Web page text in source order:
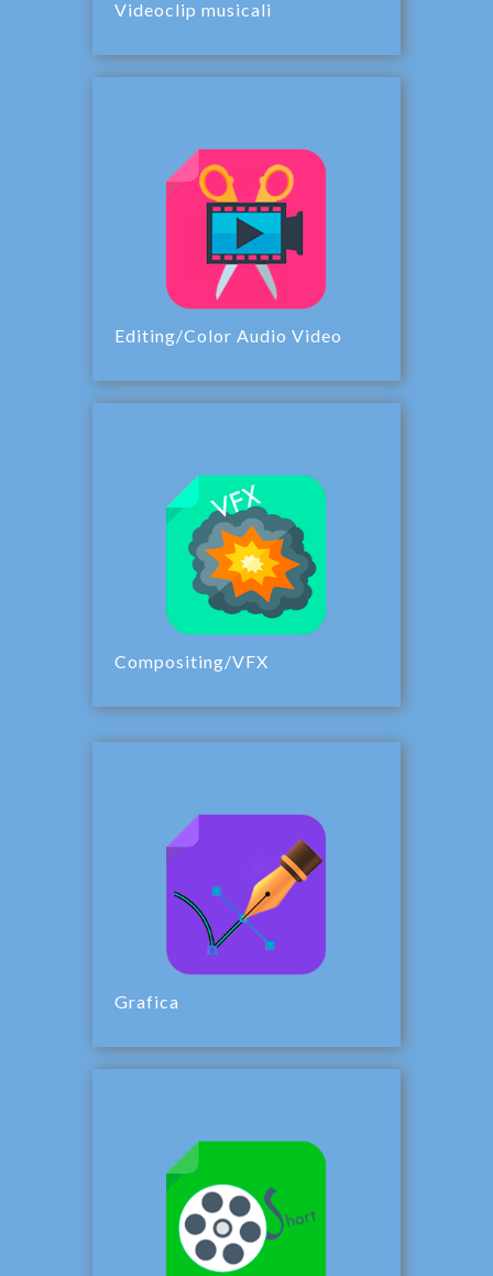
Videoclip musicali
Editing/Color Audio Video
Compositing/VFX
Grafica